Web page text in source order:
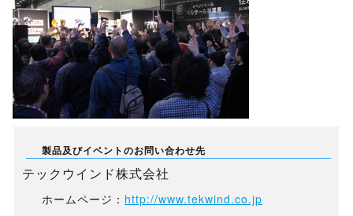
製品及びイベントのお問い合わせ先
テックウインド株式会社
ホームページ： http://www.tekwind.co.jp